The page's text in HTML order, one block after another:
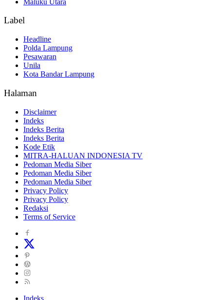
Label
Headline
Polda Lampung
Pesawaran
Unila
Kota Bandar Lampung
Halaman
Disclaimer
Indeks
Indeks Berita
Indeks Berita
Kode Etik
MITRA-HALUAN INDONESIA TV
Pedoman Media Siber
Pedoman Media Siber
Pedoman Media Siber
Privacy Policy
Privacy Policy
Redaksi
Terms of Service
Indeks